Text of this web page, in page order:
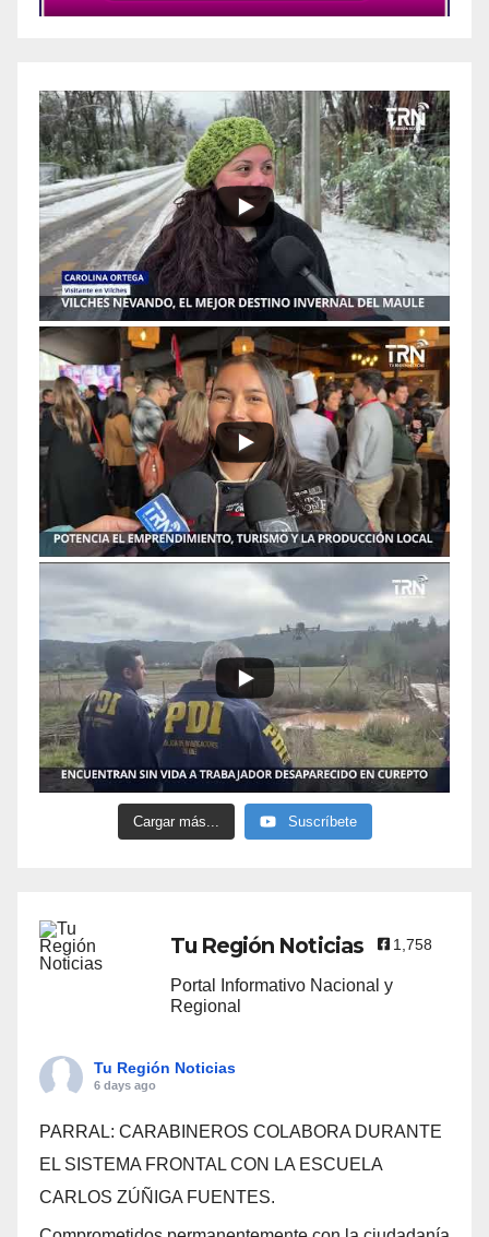
Cargar más... Suscríbete
Tu Región Noticias 1,758
Portal Informativo Nacional y
Regional
Tu Región Noticias
6 days ago
PARRAL: CARABINEROS COLABORA DURANTE
EL SISTEMA FRONTAL CON LA ESCUELA
CARLOS ZÚÑIGA FUENTES.